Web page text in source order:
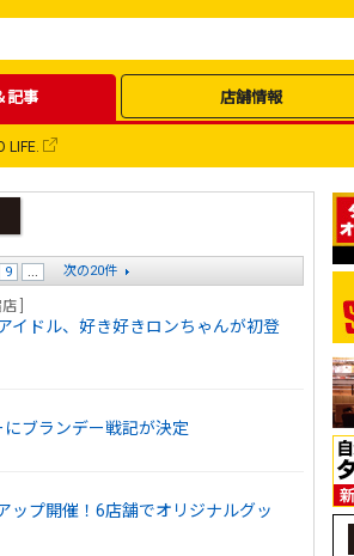
記事 店舗情報
LIFE.
9 ... 次の20件
]
イドル、好き好きロンちゃんが初登
ブランデー戦記が決定
ップ開催！6店舗でオリジナルグッ